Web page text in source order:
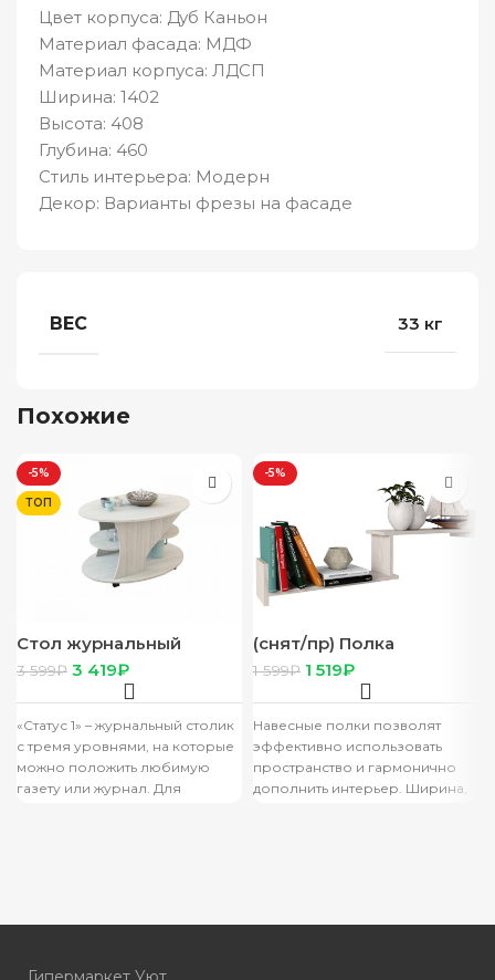
Цвет корпуса: Дуб Каньон
Материал фасада: МДФ
Материал корпуса: ЛДСП
Ширина: 1402
Высота: 408
Глубина: 460
Стиль интерьера: Модерн
Декор: Варианты фрезы на фасаде
ВЕС 33 кг
Похожие
-5%
ТОП
Стол журнальный
“Статус 1” лоредо
3 599₽ 3 419₽
«Статус 1» – журнальный столик
с тремя уровнями, на которые
можно положить любимую
газету или журнал. Для
-5%
(снят/пр) Полка
“Альфа-5” бодега
светлый
1 599₽ 1 519₽
Навесные полки позволят
эффективно использовать
пространство и гармонично
дополнить интерьер. Ширина,